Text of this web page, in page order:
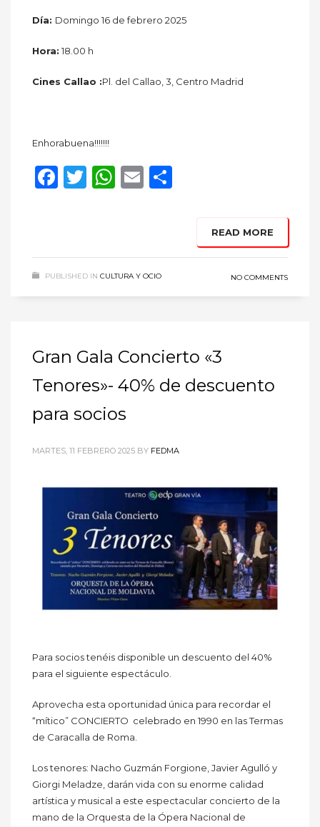
Día: Domingo 16 de febrero 2025
Hora: 18.00 h
Cines Callao :Pl. del Callao, 3, Centro Madrid
Enhorabuena!!!!!!!
Facebook
Twitter
WhatsApp
Email
READ MORE
PUBLISHED IN CULTURA Y OCIO NO COMMENTS
Gran Gala Concierto «3
Tenores»- 40% de descuento
para socios
MARTES, 11 FEBRERO 2025 BY FEDMA
Para socios tenéis disponible un descuento del 40%
para el siguiente espectáculo.
Aprovecha esta oportunidad única para recordar el
“mítico” CONCIERTO celebrado en 1990 en las Termas
de Caracalla de Roma.
Los tenores: Nacho Guzmán Forgione, Javier Agulló y
Giorgi Meladze, darán vida con su enorme calidad
artística y musical a este espectacular concierto de la
mano de la Orquesta de la Ópera Nacional de